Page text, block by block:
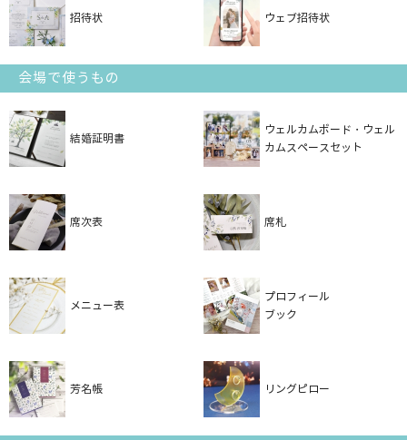
招待状 ウェブ招待状
会場で使うもの
結婚証明書
ウェルカムボード・ウェル
カムスペースセット
席次表 席札
メニュー表
プロフィール
ブック
芳名帳 リングピロー